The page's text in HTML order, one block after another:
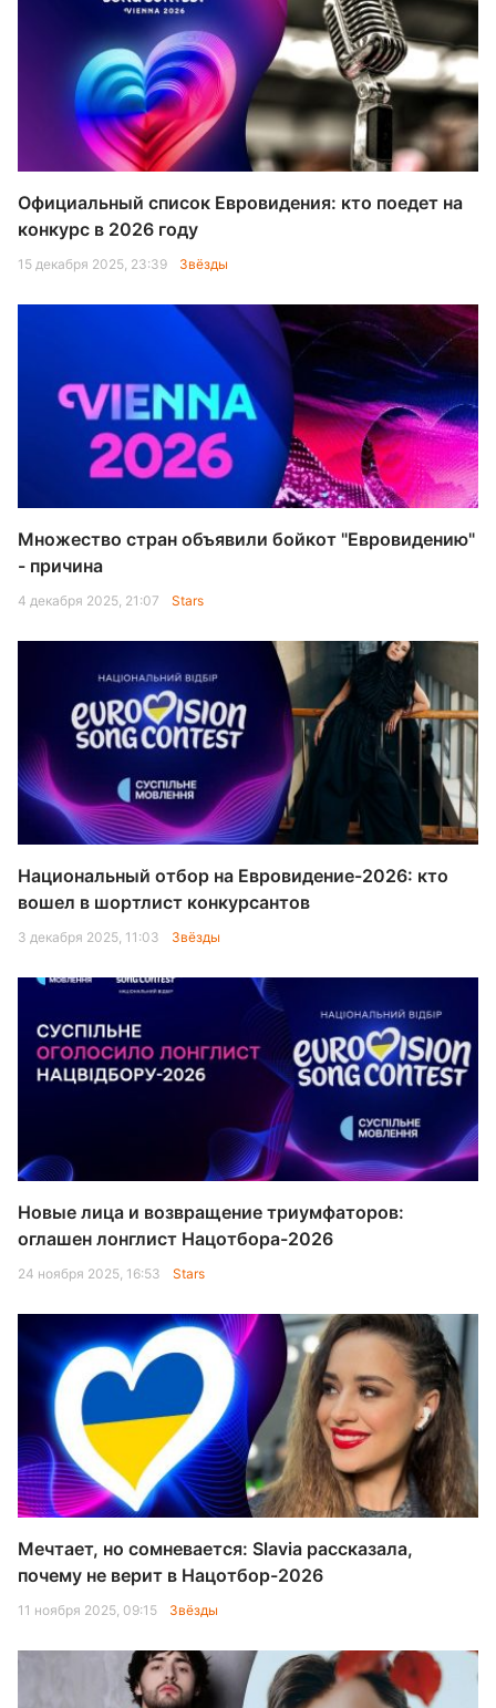
Официальный список Евровидения: кто поедет на
конкурс в 2026 году
15 декабря 2025, 23:39 Звёзды
Множество стран объявили бойкот "Евровидению"
- причина
4 декабря 2025, 21:07 Stars
Национальный отбор на Евровидение-2026: кто
вошел в шортлист конкурсантов
3 декабря 2025, 11:03 Звёзды
Новые лица и возвращение триумфаторов:
оглашен лонглист Нацотбора-2026
24 ноября 2025, 16:53 Stars
Мечтает, но сомневается: Slavia рассказала,
почему не верит в Нацотбор-2026
11 ноября 2025, 09:15 Звёзды